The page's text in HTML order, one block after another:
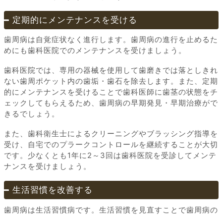
定期的にメンテナンスを受ける
歯周病は自覚症状なく進行します。歯周病の進行を止めるた
めにも歯科医院でのメンテナンスを受けましょう。
歯科医院では、専用の器械を使用して歯磨きでは落としきれ
ない歯周ポケット内の歯垢・歯石を除去します。また、定期
的にメンテナンスを受けることで歯科医師に歯茎の状態をチ
ェックしてもらえるため、歯周病の早期発見・早期治療がで
きるでしょう。
また、歯科衛生士によるクリーニングやブラッシング指導を
受け、自宅でのプラークコントロールを継続することが大切
です。少なくとも1年に2～3回は歯科医院を受診してメンテ
ナンスを受けましょう。
生活習慣を改善する
歯周病は生活習慣病です。生活習慣を見直すことで歯周病の